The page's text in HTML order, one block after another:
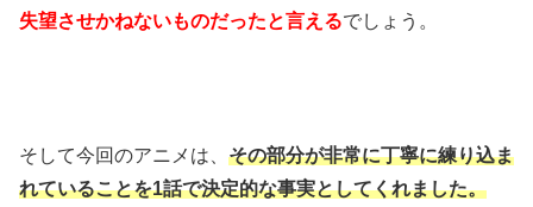
失望させかねないものだったと言えるでしょう。
そして今回のアニメは、 その部分が非常に丁寧に練り込ま
れていることを1話で決定的な事実としてくれました。